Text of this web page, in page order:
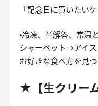
「記念日に買いたい
・冷凍、半解答、常
シャーベット→アイス
お好きな食べ方を見つ
★【生クリー